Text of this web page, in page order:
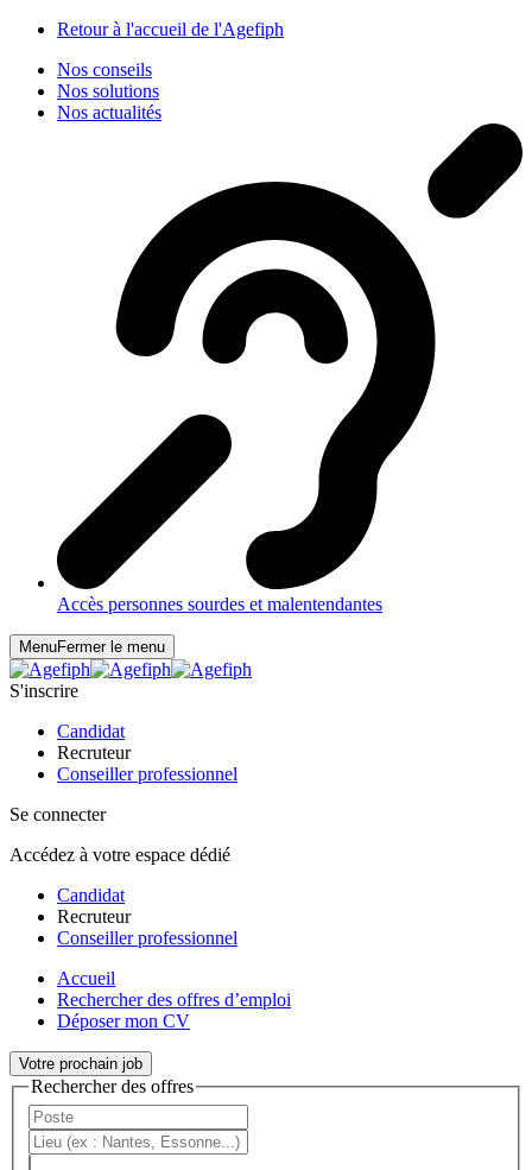
Retour à l'accueil de l'Agefiph
Nos conseils
Nos solutions
Nos actualités
Accès personnes sourdes et malentendantes
MenuFermer le menu
S'inscrire
Candidat
Recruteur
Conseiller professionnel
Se connecter
Accédez à votre espace dédié
Candidat
Recruteur
Conseiller professionnel
Accueil
Rechercher des offres d’emploi
Déposer mon CV
Votre prochain job
Rechercher des offres